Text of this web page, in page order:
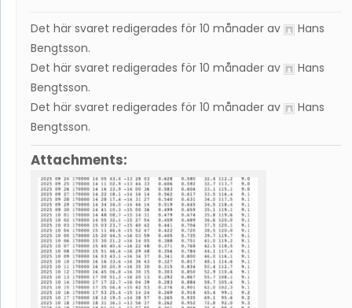
Det här svaret redigerades för 10 månader av
Hans
Bengtsson.
Det här svaret redigerades för 10 månader av
Hans
Bengtsson.
Det här svaret redigerades för 10 månader av
Hans
Bengtsson.
Attachments: